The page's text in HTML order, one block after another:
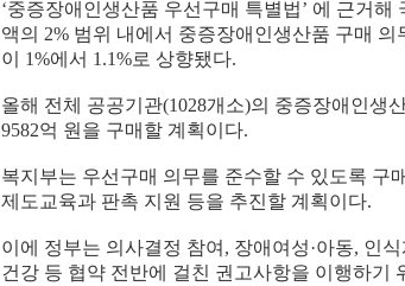
‘중증장애인생산품 우선구매 특별법’ 에 근거해
액의 2% 범위 내에서 중증장애인생산품 구매 의
이 1%에서 1.1%로 상향됐다.
올해 전체 공공기관(1028개소)의 중증장애인생
9582억 원을 구매할 계획이다.
복지부는 우선구매 의무를 준수할 수 있도록 구
제도교육과 판촉 지원 등을 추진할 계획이다.
이에 정부는 의사결정 참여 , 장애여성·아동, 인식
건강 등 협약 전반에 걸친 권고사항을 이행하기